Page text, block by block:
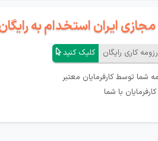
مجازی ایران استخدام به
کاری رایگان کلیک کنید
شما توسط کارفرمایان معتبر
با شما